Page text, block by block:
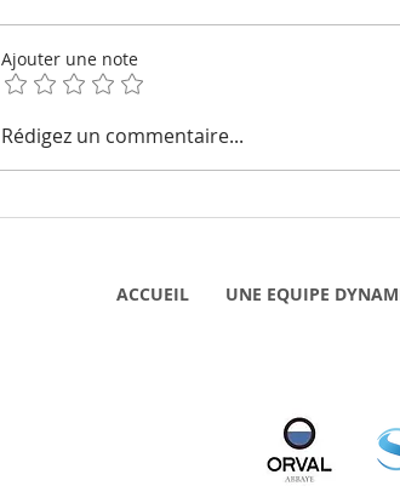
Dans un grand pré fleuri...
Ajouter une note
Rédigez un commentaire...
ACCUEIL UNE EQUIPE